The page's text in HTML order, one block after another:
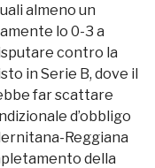
almeno un
lo 0-3 a
contro la
in Serie B, dove il
far scattare
d’obbligo
Reggiana
della